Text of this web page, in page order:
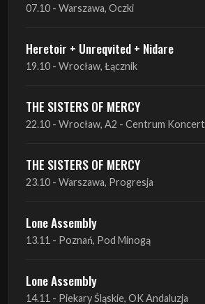
THE SISTERS OF MERCY
22.10 - Wrocław, A2 - Centrum
THE SISTERS OF MERCY
Lone Assembly
Lone Assembly
14.11 - Piekary Śląskie, OK Andaluzja
Lone Assembly
15.11 - Warszawa, Potok